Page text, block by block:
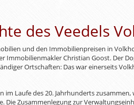
des Veedels
und den Immobilienpreisen in
Immobilienmakler Christian Goost. Der
Ortschaften: Das war einerseits
im Laufe des 20. Jahrhunderts
Die Zusammenlegung zur